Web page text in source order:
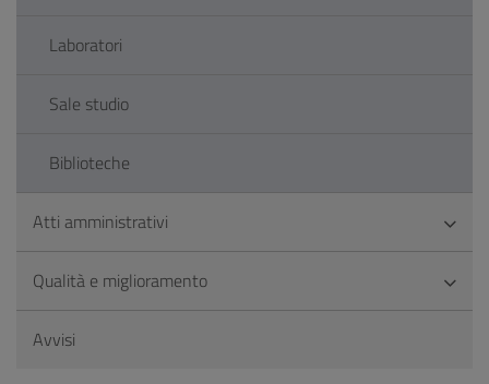
Laboratori
Sale studio
Biblioteche
Atti amministrativi
Qualità e miglioramento
Avvisi